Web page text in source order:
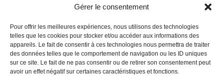
Gérer le consentement
Pour offrir les meilleures expériences, nous utilisons des technologies
telles que les cookies pour stocker et/ou accéder aux informations des
appareils. Le fait de consentir à ces technologies nous permettra de traiter
des données telles que le comportement de navigation ou les ID uniques
sur ce site. Le fait de ne pas consentir ou de retirer son consentement peut
avoir un effet négatif sur certaines caractéristiques et fonctions.
Politique de confidentialité - Copyright © 2026 La
Comédiathèque